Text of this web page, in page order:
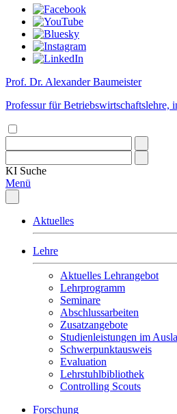
Prof. Dr. Alexander Baumeister
Professur für Betriebswirtschaftslehre,
KI Suche
Menü
Aktuelles
Lehre
Aktuelles Lehrangebot
Lehrprogramm
Seminare
Abschlussarbeiten
Zusatzangebote
Studienleistungen im
Schwerpunktausweis
Evaluation
Lehrstuhlbibliothek
Controlling Scouts
Forschung